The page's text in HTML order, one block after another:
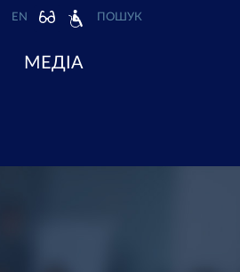
EN ПОШУК
МЕДІА